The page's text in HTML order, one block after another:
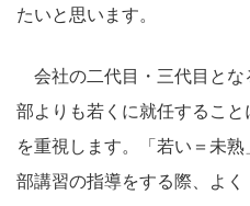
たいと思います。
会社の二代目・三代目とな
部よりも若くに就任するこ
を重視します。「若い＝未
部講習の指導をする際、よ